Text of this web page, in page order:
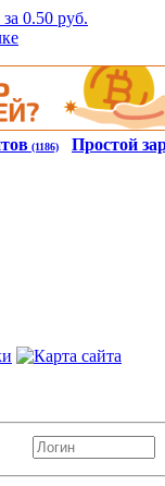
(1186)
Простой